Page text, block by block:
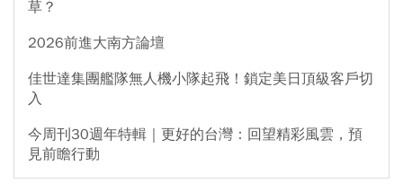
草？
2026前進大南方論壇
佳世達集團艦隊無人機小隊起飛！鎖定美日頂級客戶切
入
今周刊30週年特輯｜更好的台灣：回望精彩風雲，預
見前瞻行動